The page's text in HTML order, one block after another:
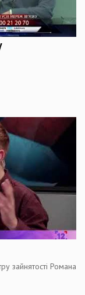
зайнятості Романа